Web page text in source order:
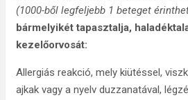
(1000-ből legfeljebb 1 beteget
bármelyikét tapasztalja,
kezelőorvosát:
Allergiás reakció, mely kiütéssel,
ajkak vagy a nyelv duzzanatával,